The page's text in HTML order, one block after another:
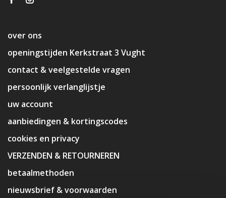
over ons
openingstijden Kerkstraat 3 Vught
contact & veelgestelde vragen
persoonlijk verlanglijstje
uw account
aanbiedingen & kortingscodes
cookies en privacy
VERZENDEN & RETOURNEREN
betaalmethoden
nieuwsbrief & voorwaarden